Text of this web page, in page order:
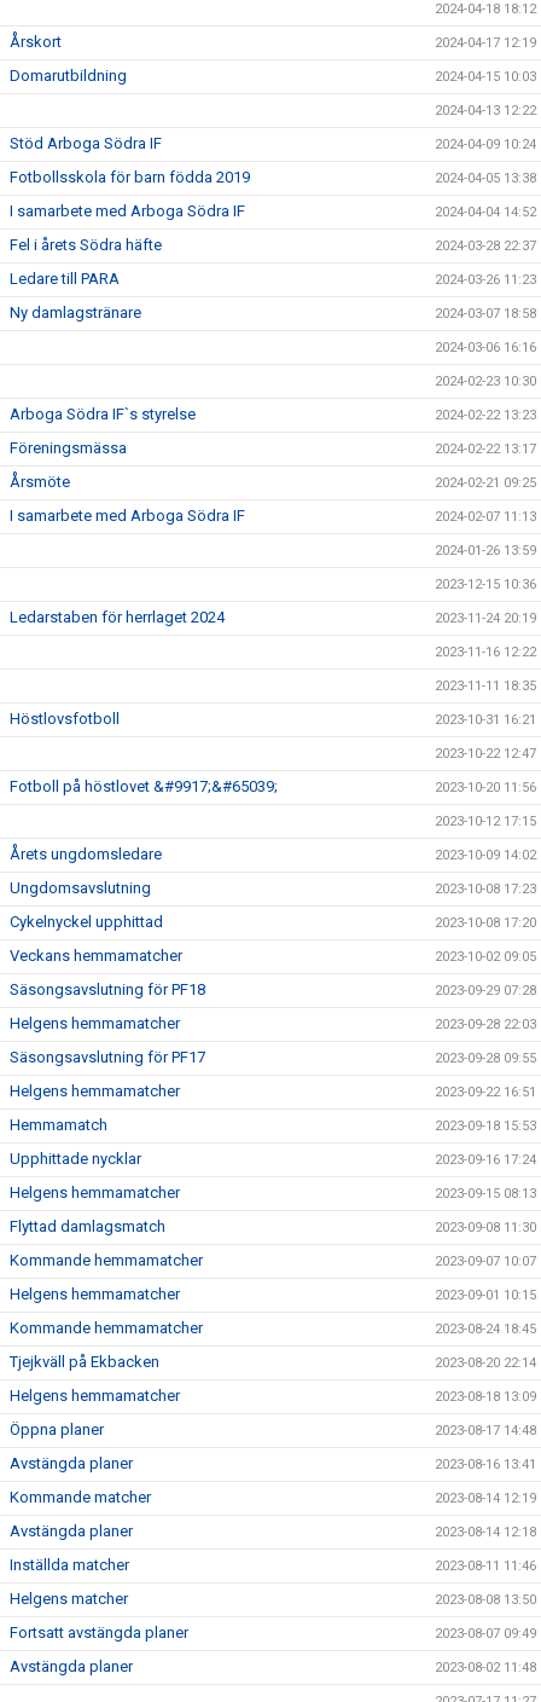
2024-04-18 18:12
Årskort 2024-04-17 12:19
Domarutbildning 2024-04-15 10:03
2024-04-13 12:22
Stöd Arboga Södra IF 2024-04-09 10:24
Fotbollsskola för barn födda 2019 2024-04-05 13:38
I samarbete med Arboga Södra IF 2024-04-04 14:52
Fel i årets Södra häfte 2024-03-28 22:37
Ledare till PARA 2024-03-26 11:23
Ny damlagstränare 2024-03-07 18:58
2024-03-06 16:16
2024-02-23 10:30
Arboga Södra IF`s styrelse 2024-02-22 13:23
Föreningsmässa 2024-02-22 13:17
Årsmöte 2024-02-21 09:25
I samarbete med Arboga Södra IF 2024-02-07 11:13
2024-01-26 13:59
2023-12-15 10:36
Ledarstaben för herrlaget 2024 2023-11-24 20:19
2023-11-16 12:22
2023-11-11 18:35
Höstlovsfotboll 2023-10-31 16:21
2023-10-22 12:47
Fotboll på höstlovet &#9917;&#65039; 2023-10-20 11:56
2023-10-12 17:15
Årets ungdomsledare 2023-10-09 14:02
Ungdomsavslutning 2023-10-08 17:23
Cykelnyckel upphittad 2023-10-08 17:20
Veckans hemmamatcher 2023-10-02 09:05
Säsongsavslutning för PF18 2023-09-29 07:28
Helgens hemmamatcher 2023-09-28 22:03
Säsongsavslutning för PF17 2023-09-28 09:55
Helgens hemmamatcher 2023-09-22 16:51
Hemmamatch 2023-09-18 15:53
Upphittade nycklar 2023-09-16 17:24
Helgens hemmamatcher 2023-09-15 08:13
Flyttad damlagsmatch 2023-09-08 11:30
Kommande hemmamatcher 2023-09-07 10:07
Helgens hemmamatcher 2023-09-01 10:15
Kommande hemmamatcher 2023-08-24 18:45
Tjejkväll på Ekbacken 2023-08-20 22:14
Helgens hemmamatcher 2023-08-18 13:09
Öppna planer 2023-08-17 14:48
Avstängda planer 2023-08-16 13:41
Kommande matcher 2023-08-14 12:19
Avstängda planer 2023-08-14 12:18
Inställda matcher 2023-08-11 11:46
Helgens matcher 2023-08-08 13:50
Fortsatt avstängda planer 2023-08-07 09:49
Avstängda planer 2023-08-02 11:48